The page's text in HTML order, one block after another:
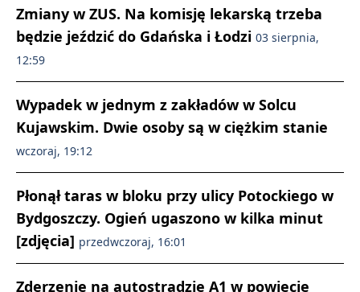
Zmiany w ZUS. Na komisję lekarską trzeba
będzie jeździć do Gdańska i Łodzi 03 sierpnia,
12:59
Wypadek w jednym z zakładów w Solcu
Kujawskim. Dwie osoby są w ciężkim stanie
wczoraj, 19:12
Płonął taras w bloku przy ulicy Potockiego w
Bydgoszczy. Ogień ugaszono w kilka minut
[zdjęcia] przedwczoraj, 16:01
Zderzenie na autostradzie A1 w powiecie